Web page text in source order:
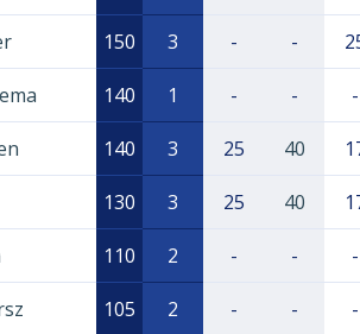
150 3 - -
140 1 - - -
140 3 25 40
130 3 25 40
110 2 - - -
105 2 - - -